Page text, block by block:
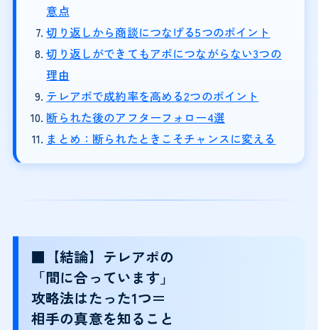
意点
切り返しから商談につなげる5つのポイント
切り返しができてもアポにつながらない3つの
理由
テレアポで成約率を高める2つのポイント
断られた後のアフターフォロー4選
まとめ：断られたときこそチャンスに変える
■【結論】テレアポの
「間に合っています」
攻略法はたった1つ＝
相手の真意を知ること